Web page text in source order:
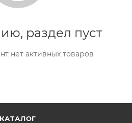
раздел пуст
нет активных товаров
КАТАЛОГ